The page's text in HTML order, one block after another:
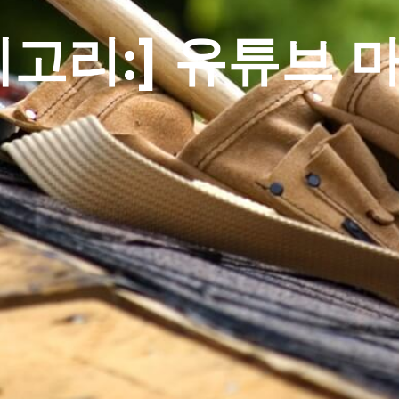
고리:]유튜브